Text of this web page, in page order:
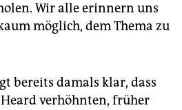
Wir alle erinnern uns
möglich, dem Thema zu
bereits damals klar, dass
verhöhnten, früher